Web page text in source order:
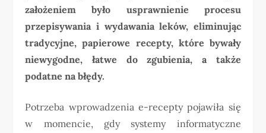
założeniem było usprawnienie procesu
przepisywania i wydawania leków, eliminując
tradycyjne, papierowe recepty, które bywały
niewygodne, łatwe do zgubienia, a także
podatne na błędy.
Potrzeba wprowadzenia e-recepty pojawiła się
w momencie, gdy systemy informatyczne